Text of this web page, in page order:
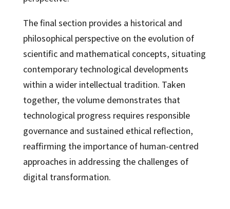
The final section provides a historical and
philosophical perspective on the evolution of
scientific and mathematical concepts, situating
contemporary technological developments
within a wider intellectual tradition. Taken
together, the volume demonstrates that
technological progress requires responsible
governance and sustained ethical reflection,
reaffirming the importance of human-centred
approaches in addressing the challenges of
digital transformation.